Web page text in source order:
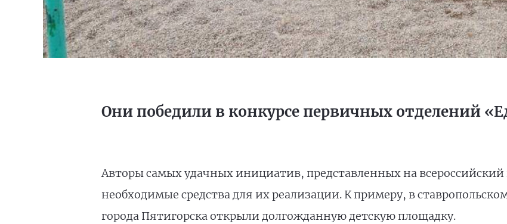
Они победили в конкурсе первичных отделений
Авторы самых удачных инициатив, представленных на
необходимые средства для их реализации. К примеру, в
города Пятигорска открыли долгожданную детскую площадку.